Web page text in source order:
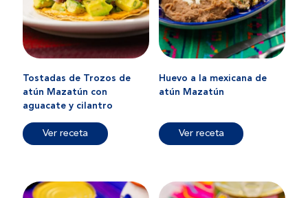
Tostadas de Trozos de
atún Mazatún con
aguacate y cilantro
Ver receta
Huevo a la mexicana de
atún Mazatún
Ver receta